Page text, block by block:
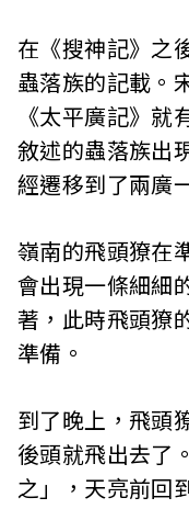
在《搜神記》之
蟲落族的記載。
《太平廣記》就
敘述的蟲落族出
經遷移到了兩廣
嶺南的飛頭獠在
會出現一條細細
著，此時飛頭獠
準備。
到了晚上，飛頭
後頭就飛出去了
之」，天亮前回